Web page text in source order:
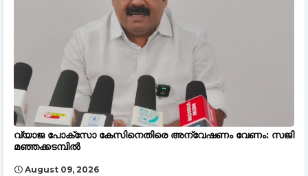
വ്യാജ പോക്സോ കേസിനെതിരെ അന്വേഷണം വേണം: സജി
മഞ്ഞക്കടമ്പിൽ
August 09, 2026